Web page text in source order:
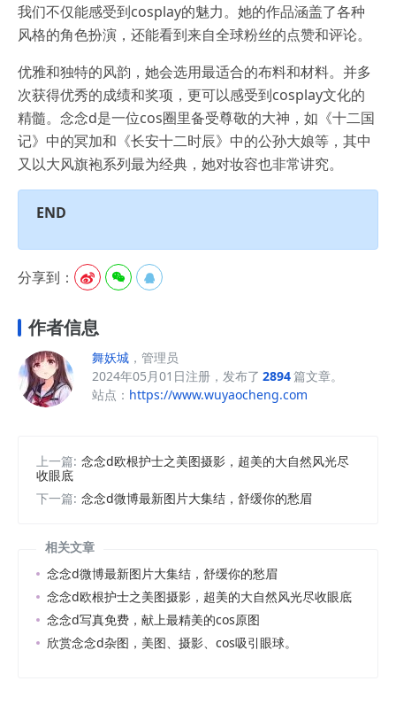
我们不仅能感受到cosplay的魅力。她的作品涵盖了各种
风格的角色扮演，还能看到来自全球粉丝的点赞和评论。
优雅和独特的风韵，她会选用最适合的布料和材料。并多
次获得优秀的成绩和奖项，更可以感受到cosplay文化的
精髓。念念d是一位cos圈里备受尊敬的大神，如《十二国
记》中的冥加和《长安十二时辰》中的公孙大娘等，其中
又以大风旗袍系列最为经典，她对妆容也非常讲究。
END
分享到：   
作者信息
舞妖城 ，管理员
2024年05月01日注册，发布了 2894篇文章。
站点： https://www.wuyaocheng.com
上一篇: 念念d欧根护士之美图摄影，超美的大自然风光尽
收眼底
下一篇: 念念d微博最新图片大集结，舒缓你的愁眉
相关文章
念念d微博最新图片大集结，舒缓你的愁眉
念念d欧根护士之美图摄影，超美的大自然风光尽收眼底
念念d写真免费，献上最精美的cos原图
欣赏念念d杂图，美图、摄影、cos吸引眼球。